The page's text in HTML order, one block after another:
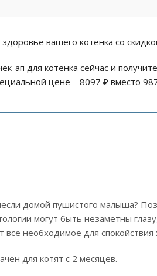
вашего котенка со
ап для котенка сейчас и
цене – 8097 ₽ вместо
домой пушистого малыша?
могут быть незаметны
все необходимое для спокойствия
для котят с 2 месяцев.